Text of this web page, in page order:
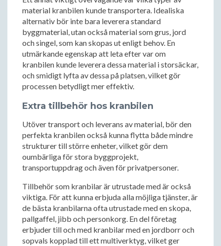
material kranbilen kunde transportera. Idealiska
alternativ bör inte bara leverera standard
byggmaterial, utan också material som grus, jord
och singel, som kan skopas ut enligt behov. En
utmärkande egenskap att leta efter var om
kranbilen kunde leverera dessa material i storsäckar,
och smidigt lyfta av dessa på platsen, vilket gör
processen betydligt mer effektiv.
Extra tillbehör hos kranbilen
Utöver transport och leverans av material, bör den
perfekta kranbilen också kunna flytta både mindre
strukturer till större enheter, vilket gör dem
oumbärliga för stora byggprojekt,
transportuppdrag och även för privatpersoner.
Tillbehör som kranbilar är utrustade med är också
viktiga. För att kunna erbjuda alla möjliga tjänster, är
de bästa kranbilarna ofta utrustade med en skopa,
pallgaffel, jibb och personkorg. En del företag
erbjuder till och med kranbilar med en jordborr och
sopvals kopplad till ett multiverktyg, vilket ger